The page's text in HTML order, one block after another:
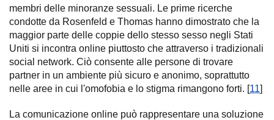
membri delle minoranze sessuali. Le prime ricerche
condotte da Rosenfeld e Thomas hanno dimostrato che la
maggior parte delle coppie dello stesso sesso negli Stati
Uniti si incontra online piuttosto che attraverso i tradizionali
social network. Ciò consente alle persone di trovare
partner in un ambiente più sicuro e anonimo, soprattutto
nelle aree in cui l'omofobia e lo stigma rimangono forti. [11]
La comunicazione online può rappresentare una soluzione